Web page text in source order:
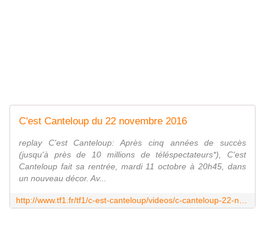
C'est Canteloup du 22 novembre 2016
replay C'est Canteloup: Après cinq années de succès
(jusqu'à près de 10 millions de téléspectateurs*), C'est
Canteloup fait sa rentrée, mardi 11 octobre à 20h45, dans
un nouveau décor. Av...